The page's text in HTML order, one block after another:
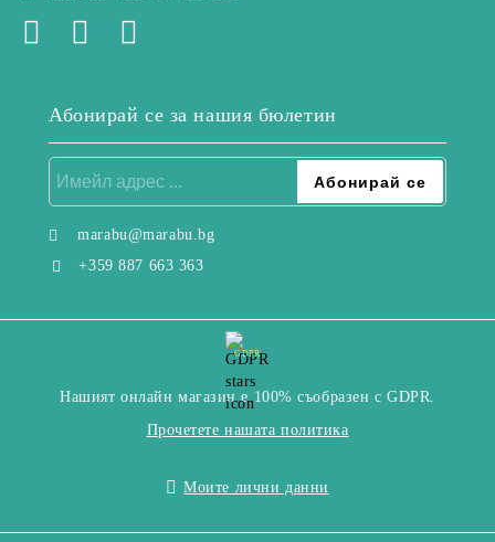
Абонирай се за нашия бюлетин
marabu@marabu.bg
+359 887 663 363
GDPR
Нашият онлайн магазин е 100% съобразен с GDPR.
Прочетете нашата политика
Моите лични данни